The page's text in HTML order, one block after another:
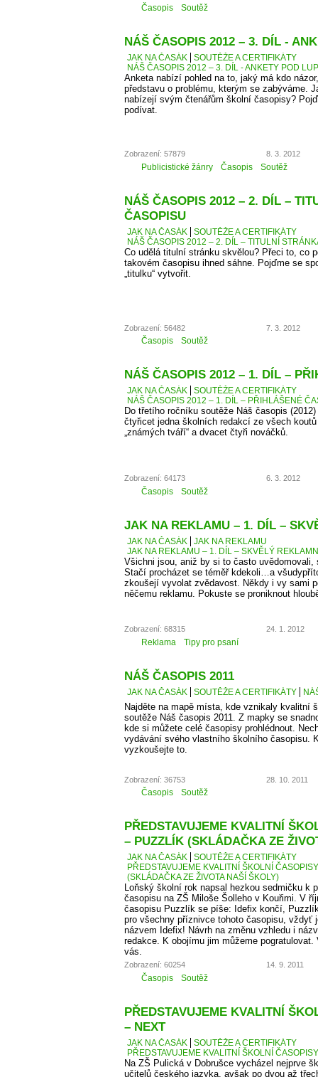
Časopis Soutěž
NÁŠ ČASOPIS 2012 – 3. DÍL -
JAK NA ČASÁK
SOUTĚŽE A CERTIFIKÁTY
NÁŠ ČASOPIS 2012 – 3. DÍL - ANKETY POD
Anketa nabízí pohled na to, jaký má kdo
představu o problému, kterým se zabýváme.
nabízejí svým čtenářům školní časopisy?
podívat.
Zobrazení: 57879 8. 3. 2012
Publicistické žánry Časopis Soutěž
NÁŠ ČASOPIS 2012 – 2. DÍL –
ČASOPISU
JAK NA ČASÁK
SOUTĚŽE A CERTIFIKÁTY
NÁŠ ČASOPIS 2012 – 2. DÍL – TITULNÍ
Co udělá titulní stránku skvělou? Přeci to, co
takovém časopisu ihned sáhne. Pojďme se
„titulku“ vytvořit.
Zobrazení: 56482 7. 3. 2012
Časopis Soutěž
NÁŠ ČASOPIS 2012 – 1. DÍL –
JAK NA ČASÁK
SOUTĚŽE A CERTIFIKÁTY
NÁŠ ČASOPIS 2012 – 1. DÍL – PŘIHLÁŠENÉ
Do třetího ročníku soutěže Náš časopis
čtyřicet jedna školních redakcí ze všech
„známých tváří“ a dvacet čtyři nováčků.
Zobrazení: 64173 6. 3. 2012
Časopis Soutěž
JAK NA REKLAMU – 1. DÍL –
JAK NA ČASÁK
JAK NA REKLAMU
JAK NA REKLAMU – 1. DÍL – SKVĚLÝ
Všichni jsou, aniž by si to často
Stačí procházet se téměř kdekoli…a
zkoušejí vyvolat zvědavost. Někdy i vy sami
něčemu reklamu. Pokuste se proniknout
Zobrazení: 68315 24. 1. 2012
Reklama Tipy pro psaní
NÁŠ ČASOPIS 2011
JAK NA ČASÁK SOUTĚŽE A CERTIFIKÁTY
Najděte na mapě místa, kde vznikaly kvalitní
soutěže Náš časopis 2011. Z mapky se
kde si můžete celé časopisy prohlédnout.
vydávání svého vlastního školního časopisu.
vyzkoušejte to.
Zobrazení: 36753 28. 10. 2011
Časopis Soutěž
PŘEDSTAVUJEME KVALITNÍ
– PUZZLÍK (SKLÁDAČKA ZE
JAK NA ČASÁK
SOUTĚŽE A CERTIFIKÁTY
PŘEDSTAVUJEME KVALITNÍ ŠKOLNÍ
(SKLÁDAČKA ZE ŽIVOTA NAŠÍ ŠKOLY)
Loňský školní rok napsal hezkou sedmičku k
časopisu na ZŠ Miloše Šolleho v Kouřimi. V
časopisu Puzzlík se píše: Idefix končí,
pro všechny příznivce tohoto časopisu, vždyť
názvem Idefix! Návrh na změnu vzhledu i
redakce. K obojímu jim můžeme
vás.
Zobrazení: 60254 14. 9. 2011
Časopis Soutěž
PŘEDSTAVUJEME KVALITNÍ
– NEXT
JAK NA ČASÁK
SOUTĚŽE A CERTIFIKÁTY
PŘEDSTAVUJEME KVALITNÍ ŠKOLNÍ
Na ZŠ Pulická v Dobrušce vycházel nejprve
učitelů českého jazyka, avšak po dvou až